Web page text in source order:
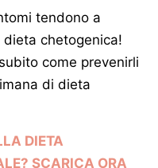
tendono a
chetogenica!
come prevenirli
di dieta
DIETA
SCARICA ORA